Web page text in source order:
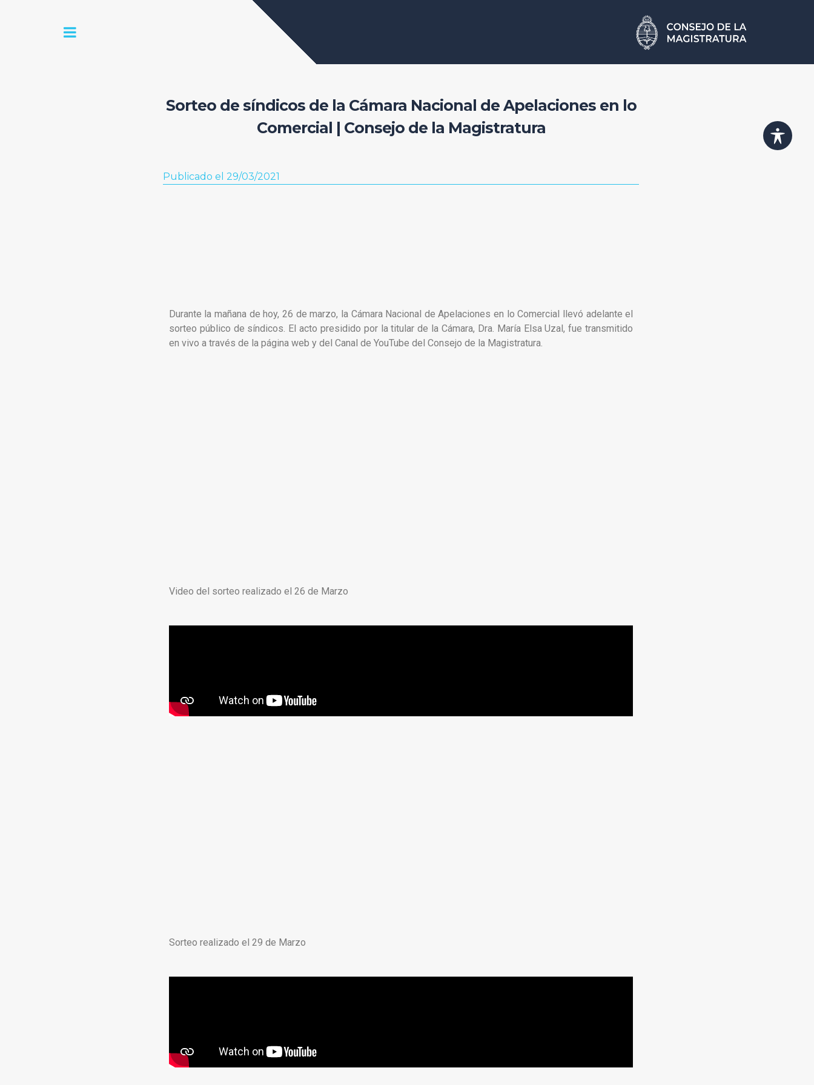
Sorteo de síndicos de la Cámara Nacional de Apelaciones en lo
Comercial | Consejo de la Magistratura
Publicado el 29/03/2021
Durante la mañana de hoy, 26 de marzo, la Cámara Nacional de Apelaciones en lo Comercial llevó adelante el
sorteo público de síndicos. El acto presidido por la titular de la Cámara, Dra. María Elsa Uzal, fue transmitido
en vivo a través de la página web y del Canal de YouTube del Consejo de la Magistratura.
Video del sorteo realizado el 26 de Marzo
Sorteo realizado el 29 de Marzo